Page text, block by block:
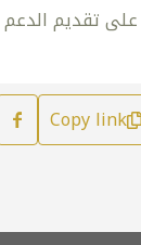
على تقديم الدعم
Copy link